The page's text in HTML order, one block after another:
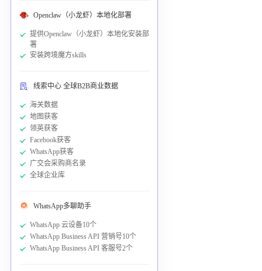
Openclaw（小龙虾）本地化部署
提供Openclaw（小龙虾）本地化安装部
署
安装跨境魔方skills
线索中心 全球B2B商业数据
海关数据
地图获客
领英获客
Facebook获客
WhatsApp获客
广交会采购商名录
全球企业库
WhatsApp多聊助手
WhatsApp 云设备10个
WhatsApp Business API 营销号10个
WhatsApp Business API 客服号2个